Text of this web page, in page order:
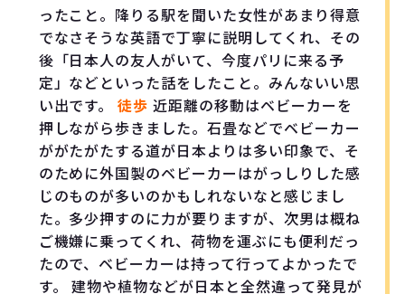
ったこと。降りる駅を聞いた女性があまり得意
でなさそうな英語で丁寧に説明してくれ、その
後「日本人の友人がいて、今度パリに来る予
定」などといった話をしたこと。みんないい思
い出です。徒歩近距離の移動はベビーカーを
押しながら歩きました。石畳などでベビーカー
ががたがたする道が日本よりは多い印象で、そ
のために外国製のベビーカーはがっしりした感
じのものが多いのかもしれないなと感じまし
た。多少押すのに力が要りますが、次男は概ね
ご機嫌に乗ってくれ、荷物を運ぶにも便利だっ
たので、ベビーカーは持って行ってよかったで
す。 建物や植物などが日本と全然違って発見が